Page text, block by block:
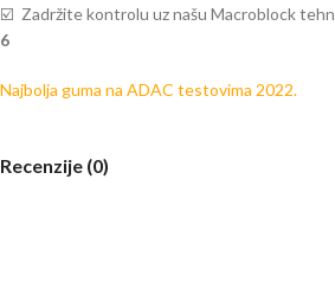
☑️ Zadržite kontrolu uz našu Macroblock
6
Najbolja guma na ADAC testovima 2022.
Recenzije (0)